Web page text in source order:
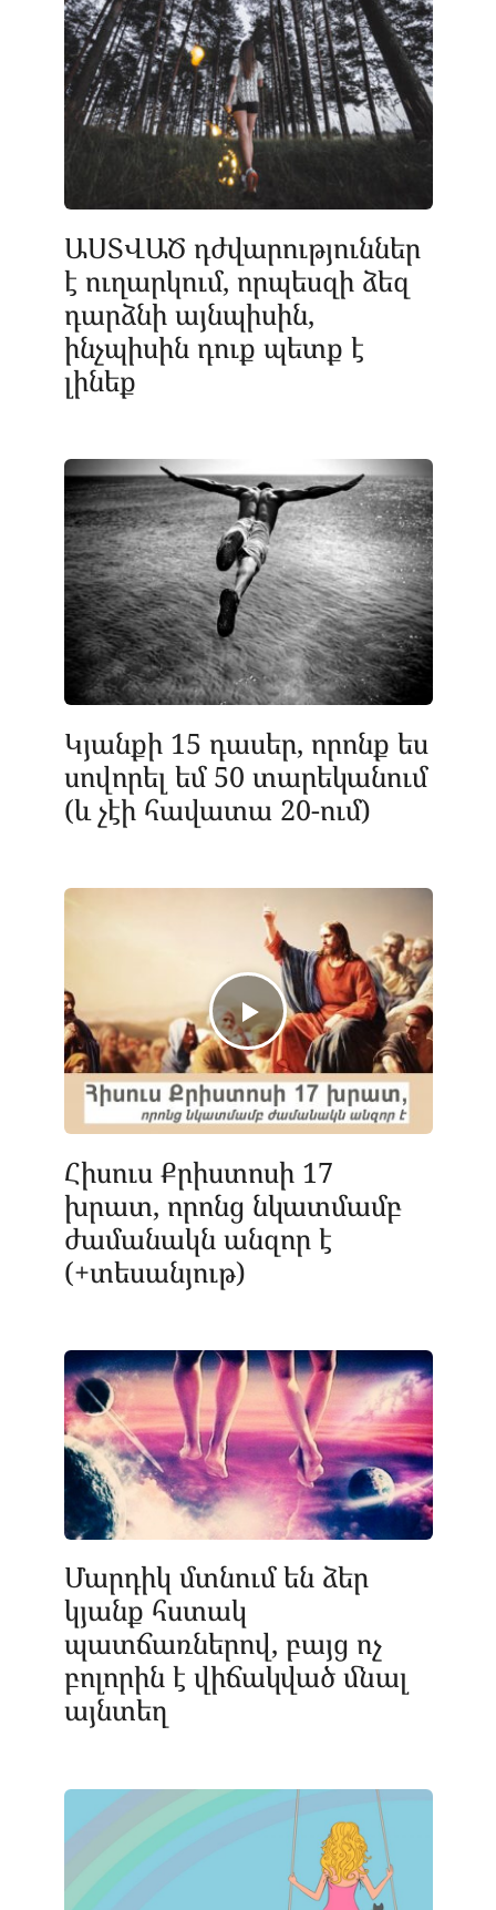
ԱՍՏՎԱԾ դժվարություններ
է ուղարկում, որպեսզի ձեզ
դարձնի այնպիսին,
ինչպիսին դուք պետք է
լինեք
Կյանքի 15 դասեր, որոնք ես
սովորել եմ 50 տարեկանում
(և չէի հավատա 20-ում)
Հիսուս Քրիստոսի 17
խրատ, որոնց նկատմամբ
ժամանակն անզոր է
(+տեսանյութ)
Մարդիկ մտնում են ձեր
կյանք հստակ
պատճառներով, բայց ոչ
բոլորին է վիճակված մնալ
այնտեղ